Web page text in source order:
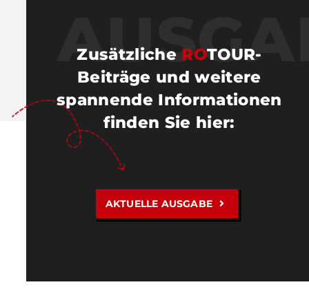
Zusätzliche ROTOUR-
Beiträge und weitere
spannende Informationen
finden Sie hier:
AKTUELLE AUSGABE